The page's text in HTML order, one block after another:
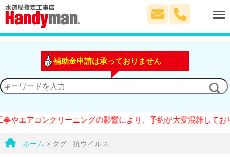
補助金申請は承っておりません
コンクリーニングの影響により、予約が大変混雑しております。
ホーム > タグ : 抗ウイルス